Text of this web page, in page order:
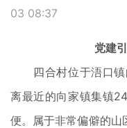
03 08:37
党建
四合村位于浯口镇
离最近的向家镇集镇
便。属于非常偏僻的山